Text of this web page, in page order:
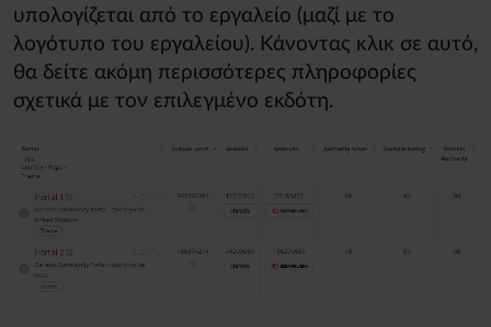
υπολογίζεται από το εργαλείο (μαζί με το
λογότυπο του εργαλείου). Κάνοντας κλικ σε αυτό,
θα δείτε ακόμη περισσότερες πληροφορίες
σχετικά με τον επιλεγμένο εκδότη.